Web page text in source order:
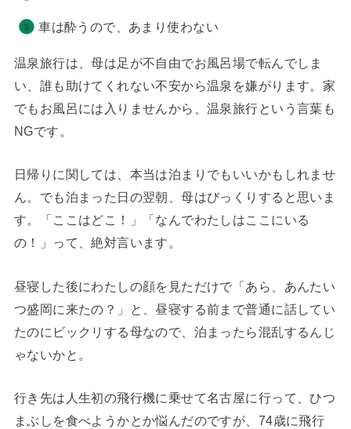
車は酔うので、あまり使わない
温泉旅行は、母は足が不自由でお風呂場で転んでしま
い、誰も助けてくれない不安から温泉を嫌がります。家
でもお風呂には入りませんから、温泉旅行という言葉も
NGです。
日帰りに関しては、本当は泊まりでもいいかもしれませ
ん。でも泊まった日の翌朝、母はびっくりすると思いま
す。「ここはどこ！」「なんでわたしはここにいる
の！」って、絶対言います。
昼寝した後にわたしの顔を見ただけで「あら、あんたい
つ盛岡に来たの？」と、昼寝する前まで普通に話してい
たのにビックリする母なので、泊まったら混乱するんじ
ゃないかと。
行き先は人生初の飛行機に乗せて名古屋に行って、ひつ
まぶしを食べようかとか悩んだのですが、74歳に飛行